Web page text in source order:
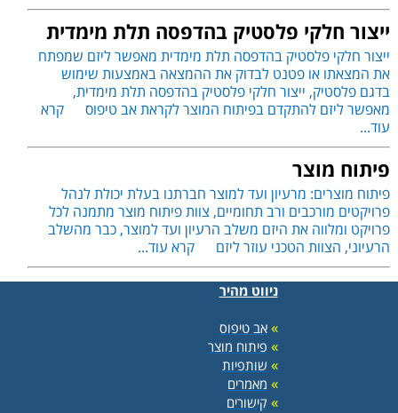
ייצור חלקי פלסטיק בהדפסה תלת מימדית
ייצור חלקי פלסטיק בהדפסה תלת מימדית מאפשר ליזם שמפתח
את המצאתו או פטנט לבדוק את ההמצאה באמצעות שימוש
בדגם פלסטיק, ייצור חלקי פלסטיק בהדפסה תלת מימדית,
מאפשר ליזם להתקדם בפיתוח המוצר לקראת אב טיפוס
קרא
עוד...
פיתוח מוצר
פיתוח מוצרים: מרעיון ועד למוצר חברתנו בעלת יכולת לנהל
פרויקטים מורכבים ורב תחומיים, צוות פיתוח מוצר מתמנה לכל
פרויקט ומלווה את היזם משלב הרעיון ועד למוצר, כבר מהשלב
הרעיוני, הצוות הטכני עוזר ליזם
קרא עוד...
ניווט מהיר
» אב טיפוס
» פיתוח מוצר
» שותפיות
» מאמרים
» קישורים